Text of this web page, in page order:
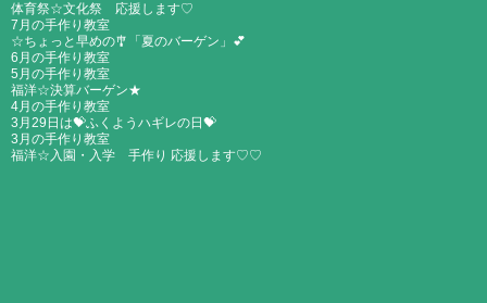
体育祭☆文化祭 応援します♡
7月の手作り教室
☆ちょっと早めの🎐「夏のバーゲン」💕
6月の手作り教室
5月の手作り教室
福洋☆決算バーゲン★
4月の手作り教室
3月29日は💝ふくようハギレの日💝
3月の手作り教室
福洋☆入園・入学 手作り 応援します♡♡